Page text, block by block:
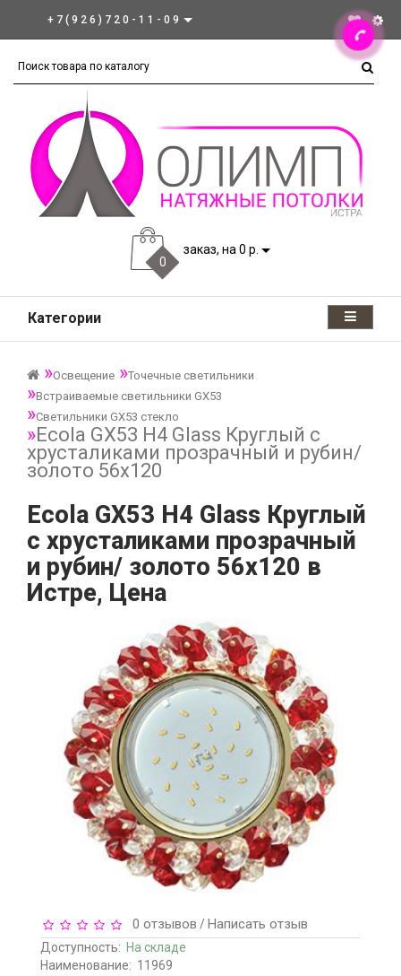
+7(926)720-11-09
0
заказ, на 0 р.
Категории
Освещение
Точечные светильники
Встраиваемые светильники GX53
Светильники GX53 стекло
Ecola GX53 H4 Glass Круглый с
хрусталиками прозрачный и рубин/
золото 56x120
Ecola GX53 H4 Glass Круглый
с хрусталиками прозрачный
и рубин/ золото 56x120 в
Истре, Цена
0 отзывов /Написать отзыв
Доступность: На складе
Наименование: 11969